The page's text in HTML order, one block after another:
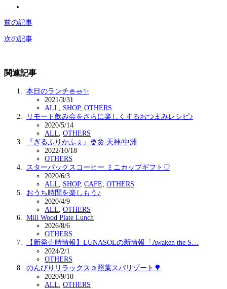
前の記事
次の記事
関連記事
本日のランチ🍚🥗✨
2021/3/31
ALL
SHOP, OTHERS
リモート飲み会をさらに楽しくするおつまみレシピ♪
2020/5/14
ALL OTHERS
『ぎるふりかふぇ』🍨🌼 天神/中洲
2022/10/18
OTHERS
スターバックスコーヒー ミニカップギフト♡
2020/6/3
ALL
SHOP, CAFE OTHERS
おうち時間を楽しもう♪
2020/4/9
ALL OTHERS
Mill Wood Plate Lunch
2026/8/6
OTHERS
【新発売時情報】LUNASOLの新情報「Awaken the S…
2024/2/1
OTHERS
のんびりリラックス☺️照葉スパリゾート🌳
2020/9/10
ALL OTHERS